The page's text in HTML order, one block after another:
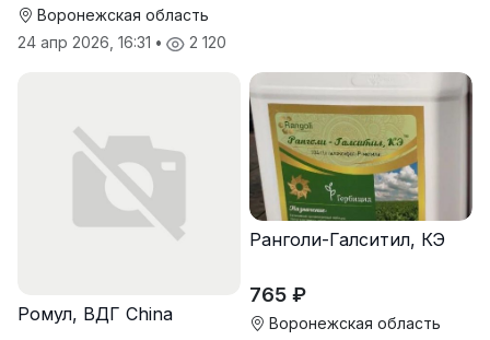
Воронежская область
24 апр 2026, 16:31 • 2 120
Ромул, ВДГ China
Ранголи-Галситил, КЭ
765 ₽
Воронежская область